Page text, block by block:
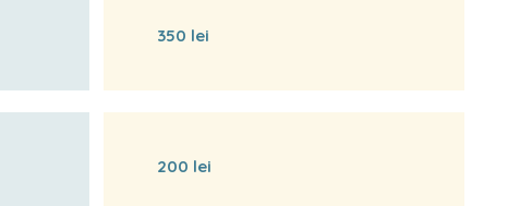
350 lei
200 lei